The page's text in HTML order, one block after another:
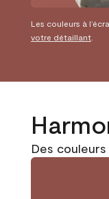
Les couleurs à
votre détaillant
Des